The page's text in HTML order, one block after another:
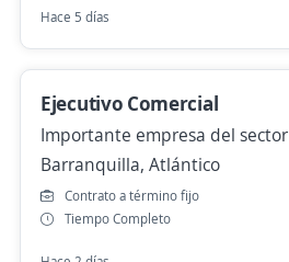
Nuevas ofertas de empleo
Empleos similares
Auxiliar de almacén
Hace 5 días
Ejecutivo Comercial
Importante empresa del sector
Barranquilla, Atlántico
Contrato a término fijo
Tiempo Completo